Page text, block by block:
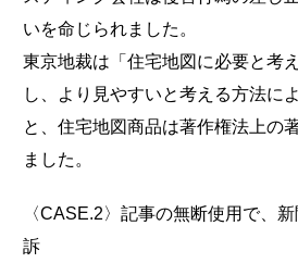
いを命じられました。
東京地裁は「住宅地図に必要と考
し、より見やすいと考える方法に
と、住宅地図商品は著作権法上の
ました。
〈CASE.2〉記事の無断使用で、
訴